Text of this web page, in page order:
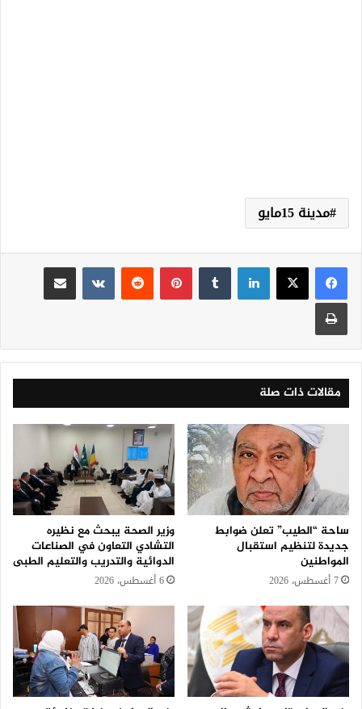
مدينة 15مايو
لينكدإن بينتيريست
مقالات ذات صلة
ساحة “الطيب” تعلن ضوابط
جديدة لتنظيم استقبال
المواطنين
7 أغسطس، 2026
وزير الصحة يبحث مع نظيره
التشادي التعاون في الصناعات
الدوائية والتدريب والتعليم الطبى
6 أغسطس، 2026